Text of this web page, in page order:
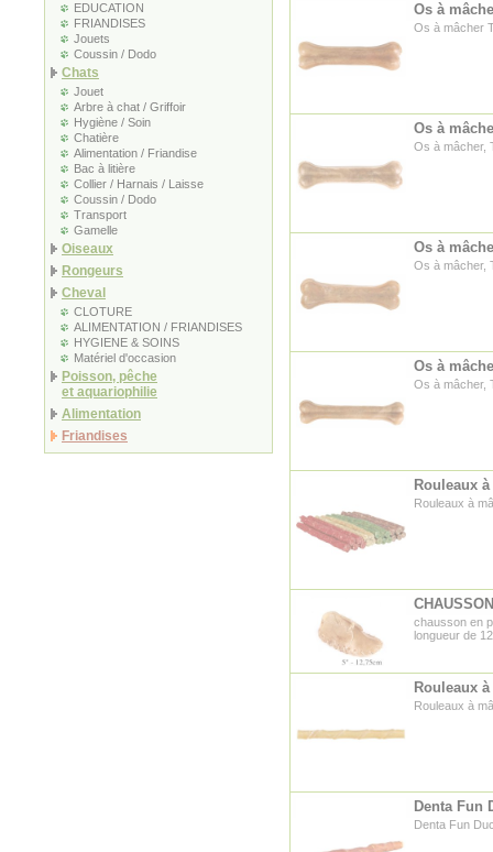
EDUCATION
FRIANDISES
Jouets
Coussin / Dodo
Chats
Jouet
Arbre à chat / Griffoir
Hygiène / Soin
Chatière
Alimentation / Friandise
Bac à litière
Collier / Harnais / Laisse
Coussin / Dodo
Transport
Gamelle
Oiseaux
Rongeurs
Cheval
CLOTURE
ALIMENTATION / FRIANDISES
HYGIENE & SOINS
Matériel d'occasion
Poisson, pêche
et aquariophilie
Alimentation
Friandises
Os à
Os à mâcher
Os à
Os à mâcher,
Os à
Os à mâcher,
Os à
Os à mâcher,
Rouleaux
Rouleaux à
chausson en
longueur de
Rouleaux
Rouleaux à
Denta Fun
Denta Fun